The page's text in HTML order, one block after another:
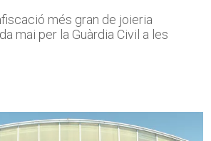
més gran de joieria
mai per la Guàrdia Civil a les